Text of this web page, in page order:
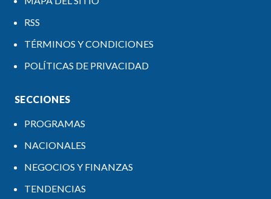
RSS
TÉRMINOS Y CONDICIONES
POLÍTICAS DE PRIVACIDAD
SECCIONES
PROGRAMAS
NACIONALES
NEGOCIOS Y FINANZAS
TENDENCIAS